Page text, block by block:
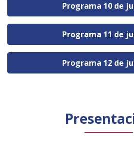
Programa 10 de
Programa 11 de
Programa 12 de